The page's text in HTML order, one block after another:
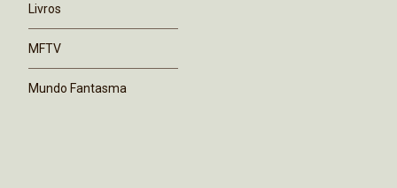
Livros
MFTV
Mundo Fantasma